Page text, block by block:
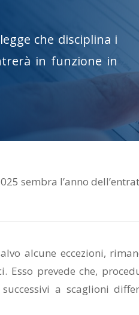
che disciplina i
in funzione in
sembra l’anno
alcune eccezioni,
Esso prevede che,
a scaglioni